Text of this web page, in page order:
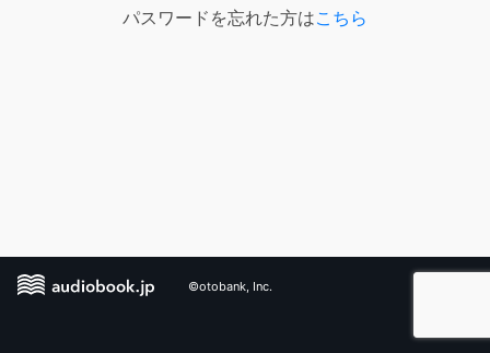
パスワードを忘れた方はこちら
©otobank, Inc.